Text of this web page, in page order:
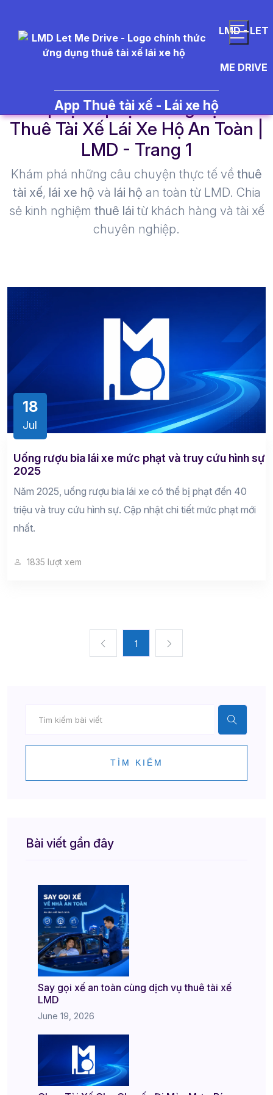
LMD - LET
ME DRIVE
App Thuê tài xế - Lái xe hộ
hình phạt vi phạm nồng độ cồn -
Thuê Tài Xế Lái Xe Hộ An Toàn |
LMD - Trang 1​
Khám phá những câu chuyện thực tế về thuê
tài xế, lái xe hộ và lái hộ an toàn từ LMD. Chia
sẻ kinh nghiệm thuê lái từ khách hàng và tài xế
chuyên nghiệp.
18
Jul
Uống rượu bia lái xe mức phạt và truy cứu hình sự
2025
Năm 2025, uống rượu bia lái xe có thể bị phạt đến 40
triệu và truy cứu hình sự. Cập nhật chi tiết mức phạt mới
nhất.
1835 lượt xem
1
TÌM KIẾM
Bài viết gần đây
Say gọi xế an toàn cùng dịch vụ thuê tài xế
LMD
June 19, 2026